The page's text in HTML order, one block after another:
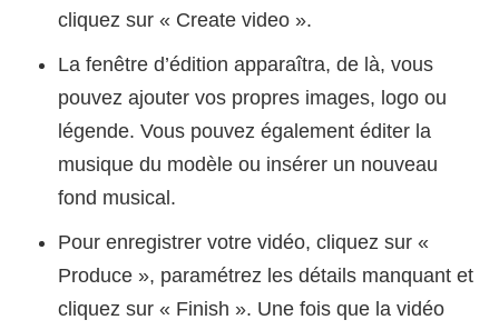
cliquez sur « Create video ».
La fenêtre d’édition apparaîtra, de là, vous
pouvez ajouter vos propres images, logo ou
légende. Vous pouvez également éditer la
musique du modèle ou insérer un nouveau
fond musical.
Pour enregistrer votre vidéo, cliquez sur «
Produce », paramétrez les détails manquant et
cliquez sur « Finish ». Une fois que la vidéo